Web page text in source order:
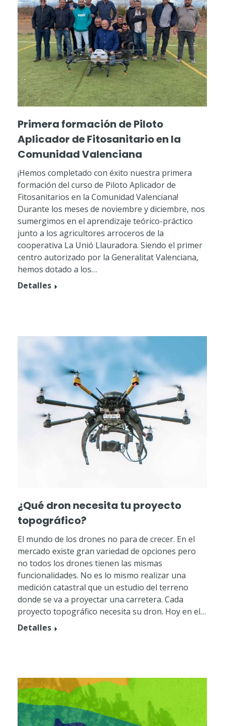
Primera formación de Piloto
Aplicador de Fitosanitario en la
Comunidad Valenciana
¡Hemos completado con éxito nuestra primera
formación del curso de Piloto Aplicador de
Fitosanitarios en la Comunidad Valenciana!
Durante los meses de noviembre y diciembre, nos
sumergimos en el aprendizaje teórico-práctico
junto a los agricultores arroceros de la
cooperativa La Unió Llauradora. Siendo el primer
centro autorizado por la Generalitat Valenciana,
hemos dotado a los…
Detalles
¿Qué dron necesita tu proyecto
topográfico?
El mundo de los drones no para de crecer. En el
mercado existe gran variedad de opciones pero
no todos los drones tienen las mismas
funcionalidades. No es lo mismo realizar una
medición catastral que un estudio del terreno
donde se va a proyectar una carretera. Cada
proyecto topográfico necesita su dron. Hoy en el…
Detalles